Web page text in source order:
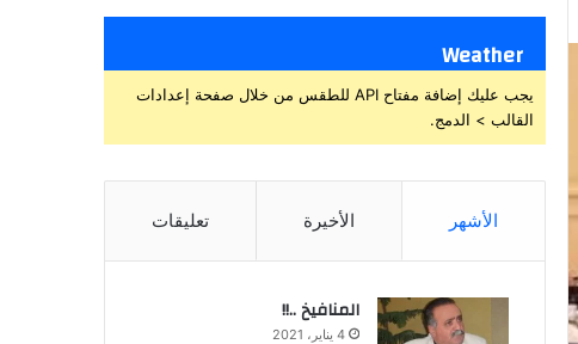
Weather
يجب عليك إضافة مفتاح API للطقس من خلال صفحة إعدادات
القالب > الدمج.
الأشهر الأخيرة تعليقات
المنافيخ ..!!
4 يناير، 2021